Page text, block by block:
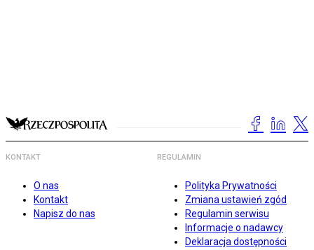
KONTAKT
O nas
Kontakt
Napisz do nas
REGULAMIN
Polityka Prywatności
Zmiana ustawień zgód
Regulamin serwisu
Informacje o nadawcy
Deklaracja dostępności